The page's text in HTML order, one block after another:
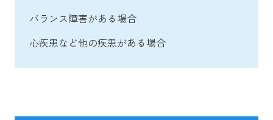
バランス障害がある場合
心疾患など他の疾患がある場合